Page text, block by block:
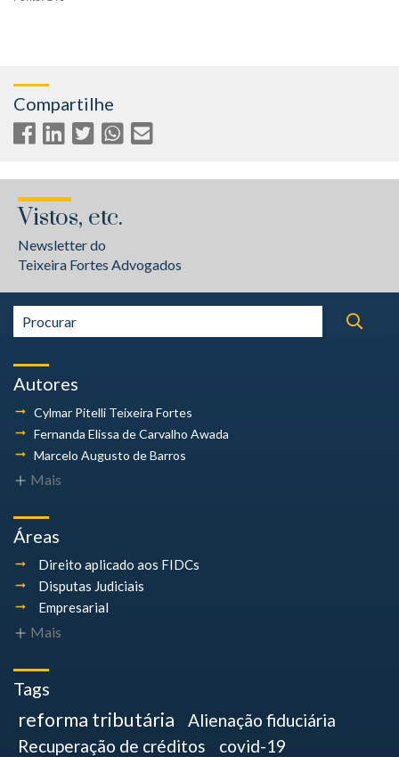
Compartilhe
Vistos, etc.
Newsletter do
Teixeira Fortes Advogados
Autores
Cylmar Pitelli Teixeira Fortes
Fernanda Elissa de Carvalho Awada
Marcelo Augusto de Barros
Mais
Áreas
Direito aplicado aos FIDCs
Disputas Judiciais
Empresarial
Mais
Tags
reforma tributária
Alienação fiduciária
Recuperação de créditos
covid-19